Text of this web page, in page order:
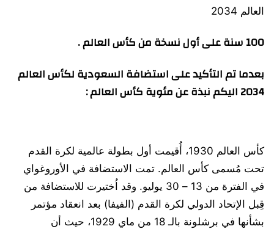
العالم 2034
100 سنة على أول نسخة من كأس العالم .
بعدما تم التأكيد على استضافة السعودية لكأس العالم
2034 اليكم نبذة عن مئوية كأس العالم :
كأس العالم 1930، أُقيمت أول بطولة عالمية لكرة القدم
تحت مُسمى كأس العالم. تمت الاستضافة في الأوروغواي
في الفترة من 13 – 30 يوليو. وقد اُختيرت للاستضافة من
قِبل الإتحاد الدولي لكرة القدم (الفيفا) بعد انعقاد مؤتمر
بشأنها في برشلونة بالـ 18 من ماي 1929، حيث أن